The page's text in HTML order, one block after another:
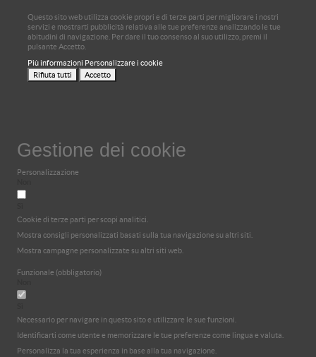
Questo sito web utilizza cookie propri e di terze parti per migliorare i nostri
servizi e mostrarti pubblicità relativa alle tue preferenze analizzando le tue
abitudini di navigazione. Per dare il tuo consenso al suo utilizzo, premi il
pulsante Accetto.
Più informazioni Personalizzare i cookie
Rifiuta tutti
Accetto
Gestione dei cookie
Personalizzazione
Cookie di terze parti per scopi analitici.
Mostra consigli personalizzati basati sulla tua navigazione su altri siti.
Mostra campagne personalizzate su altri siti web.
Funzionale (obbligatorio)
Necessario per navigare in questo sito e utilizzare le sue funzioni.
Identificarti come utente e memorizzare le tue preferenze come lingua e valuta.
Personalizza la tua esperienza in base alla tua navigazione.